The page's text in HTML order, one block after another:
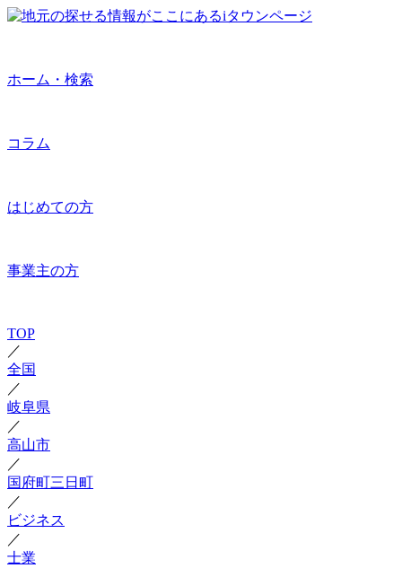
ホーム・検索
コラム
はじめての方
事業主の方
TOP
／
全国
／
岐阜県
／
高山市
／
国府町三日町
／
ビジネス
／
士業